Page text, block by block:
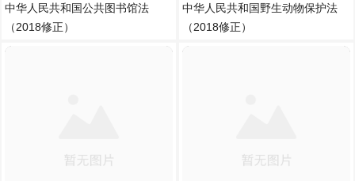
中华人民共和国公共图书馆法
（2018修正）
中华人民共和国野生动物保护法
（2018修正）